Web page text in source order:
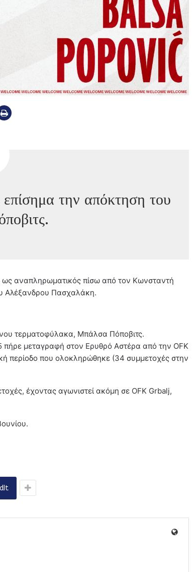
την απόκτηση του
αναπληρωματικός πίσω από τον Κωνσταντή
Αλέξανδρου Πασχαλάκη.
τερματοφύλακα, Μπάλσα Πόποβιτς.
πήρε μεταγραφή στον Ερυθρό Αστέρα από την OFK
περίοδο που ολοκληρώθηκε (34 συμμετοχές στην
έχοντας αγωνιστεί ακόμη σε OFK Grbalj,